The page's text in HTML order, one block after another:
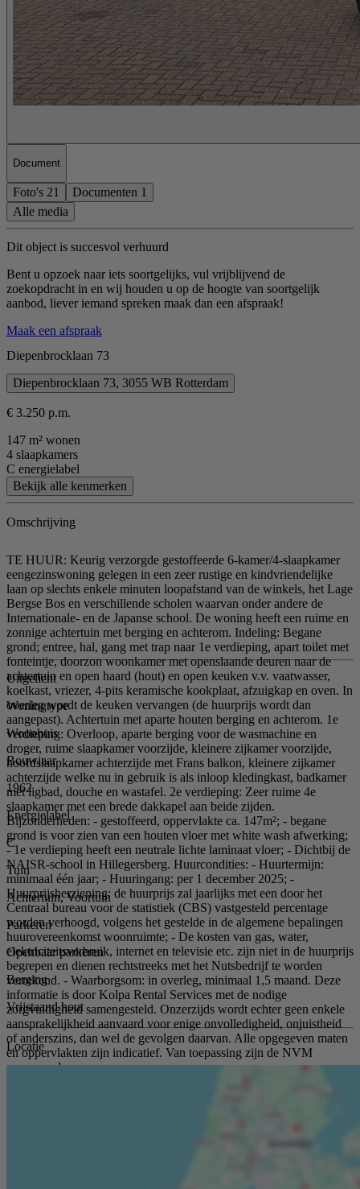
Document
Foto's 21 Documenten 1
Alle media
Dit object is succesvol verhuurd
Bent u opzoek naar iets soortgelijks, vul vrijblijvend de
zoekopdracht in en wij houden u op de hoogte van soortgelijk
aanbod, liever iemand spreken maak dan een afspraak!
Maak een afspraak
Diepenbrocklaan 73
Diepenbrocklaan 73, 3055 WB Rotterdam
€ 3.250 p.m.
147 m² wonen
4 slaapkamers
C energielabel
Bekijk alle kenmerken
Omschrijving
TE HUUR: Keurig verzorgde gestoffeerde 6-kamer/4-slaapkamer
eengezinswoning gelegen in een zeer rustige en kindvriendelijke
laan op slechts enkele minuten loopafstand van de winkels, het Lage
Bergse Bos en verschillende scholen waarvan onder andere de
Internationale- en de Japanse school. De woning heeft een ruime en
zonnige achtertuin met berging en achterom. Indeling: Begane
grond; entree, hal, gang met trap naar 1e verdieping, apart toilet met
fonteintje, doorzon woonkamer met openslaande deuren naar de
achtertuin en open haard (hout) en open keuken v.v. vaatwasser,
koelkast, vriezer, 4-pits keramische kookplaat, afzuigkap en oven. In
overleg wordt de keuken vervangen (de huurprijs wordt dan
aangepast). Achtertuin met aparte houten berging en achterom. 1e
verdieping: Overloop, aparte berging voor de wasmachine en
droger, ruime slaapkamer voorzijde, kleinere zijkamer voorzijde,
hoofdslaapkamer achterzijde met Frans balkon, kleinere zijkamer
achterzijde welke nu in gebruik is als inloop kledingkast, badkamer
met ligbad, douche en wastafel. 2e verdieping: Zeer ruime 4e
slaapkamer met een brede dakkapel aan beide zijden.
Bijzonderheden: - gestoffeerd, oppervlakte ca. 147m²; - begane
grond is voor zien van een houten vloer met white wash afwerking;
- 1e verdieping heeft een neutrale lichte laminaat vloer; - Dichtbij de
NAISR-school in Hillegersberg. Huurcondities: - Huurtermijn:
minimaal één jaar; - Huuringang: per 1 december 2025; -
Huurprijsherziening: de huurprijs zal jaarlijks met een door het
Centraal bureau voor de statistiek (CBS) vastgesteld percentage
worden verhoogd, volgens het gestelde in de algemene bepalingen
huurovereenkomst woonruimte; - De kosten van gas, water,
elektriciteitsverbruik, internet en televisie etc. zijn niet in de huurprijs
begrepen en dienen rechtstreeks met het Nutsbedrijf te worden
verrekend. - Waarborgsom: in overleg, minimaal 1,5 maand. Deze
informatie is door Kolpa Rental Services met de nodige
zorgvuldigheid samengesteld. Onzerzijds wordt echter geen enkele
aansprakelijkheid aanvaard voor enige onvolledigheid, onjuistheid
of anderszins, dan wel de gevolgen daarvan. Alle opgegeven maten
en oppervlakten zijn indicatief. Van toepassing zijn de NVM
voorwaarden.
Uitgelicht
Woningtype
Woonhuis
Bouwjaar
1962
Energielabel
C
Tuin
Achtertuin, Voortuin
Parkeren
Openbaar parkeren
Berging
Vrijstaand hout
Locatie